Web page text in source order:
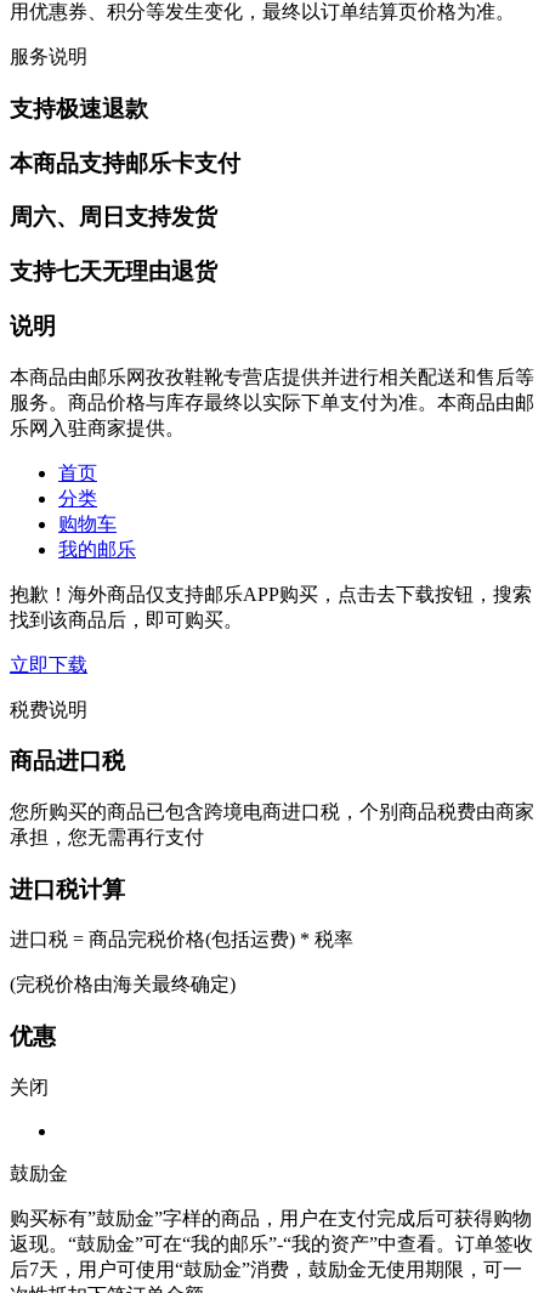
用优惠券、积分等发生变化，最终以订单结算页价格为准。
服务说明
支持极速退款
本商品支持邮乐卡支付
周六、周日支持发货
支持七天无理由退货
说明
本商品由邮乐网孜孜鞋靴专营店提供并进行相关配送和售后等
服务。商品价格与库存最终以实际下单支付为准。本商品由邮
乐网入驻商家提供。
首页
分类
购物车
我的邮乐
抱歉！海外商品仅支持邮乐APP购买，点击去下载按钮，搜索
找到该商品后，即可购买。
立即下载
税费说明
商品进口税
您所购买的商品已包含跨境电商进口税，个别商品税费由商家
承担，您无需再行支付
进口税计算
进口税 = 商品完税价格(包括运费) * 税率
(完税价格由海关最终确定)
优惠
关闭
鼓励金
购买标有”鼓励金”字样的商品，用户在支付完成后可获得购物
返现。“鼓励金”可在“我的邮乐”-“我的资产”中查看。订单签收
后7天，用户可使用“鼓励金”消费，鼓励金无使用期限，可一